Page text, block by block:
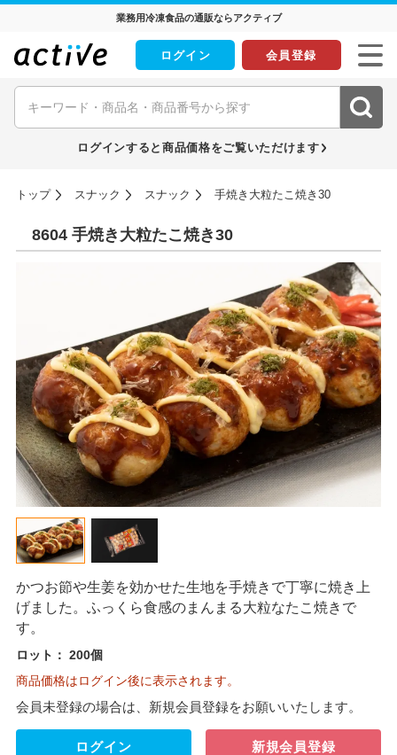
業務用冷凍食品の通販ならアクティブ
ログイン 会員登録
ログインすると商品価格をご覧いただけます
トップ スナック スナック 手焼き大粒たこ焼き30
8604 手焼き大粒たこ焼き30
かつお節や生姜を効かせた生地を手焼きで丁寧に焼き上
げました。ふっくら食感のまんまる大粒なたこ焼きで
す。
ロット： 200個
商品価格はログイン後に表示されます。
会員未登録の場合は、新規会員登録をお願いいたします。
ログイン 新規会員登録